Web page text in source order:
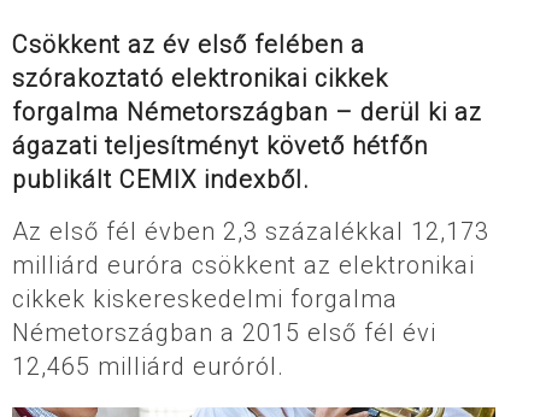
Csökkent az év első felében a
szórakoztató elektronikai cikkek
forgalma Németországban – derül ki az
ágazati teljesítményt követő hétfőn
publikált CEMIX indexből.
Az első fél évben 2,3 százalékkal 12,173
milliárd euróra csökkent az elektronikai
cikkek kiskereskedelmi forgalma
Németországban a 2015 első fél évi
12,465 milliárd euróról.